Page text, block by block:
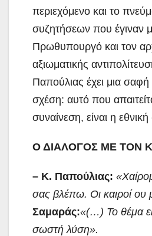
περιεχόμενο και το
συζητήσεων που έγιναν
Πρωθυπουργό και τον
αξιωματικής
Παπούλιας έχει μια σαφή
σχέση: αυτό που
συναίνεση, είναι η
Ο ΔΙΑΛΟΓΟΣ ΜΕ ΤΟΝ
– Κ. Παπούλιας:
σας βλέπω. Οι καιροί ου
Σαμαράς:«(…) Το θέμα
σωστή λύση».